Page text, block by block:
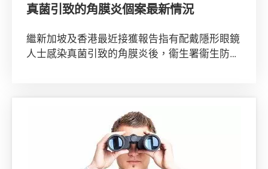
真菌引致的角膜炎個案最新情況
繼新加坡及香港最近接獲報告指有配戴隱形眼鏡
人士感染真菌引致的角膜炎後，衞生署衞生防護